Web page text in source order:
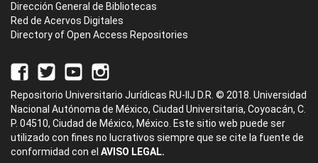
Dirección General de Bibliotecas
Red de Acervos Digitales
Directory of Open Access Repositories
Repositorio Universitario Jurídicas RU-IIJ D.R. © 2018. Universidad
Nacional Autónoma de México, Ciudad Universitaria, Coyoacán, C.
P. 04510, Ciudad de México, México. Este sitio web puede ser
utilizado con fines no lucrativos siempre que se cite la fuente de
conformidad con el AVISO LEGAL.